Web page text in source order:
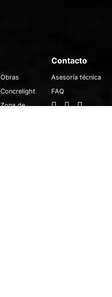
Obras
Concrelight
Zona de
Contacto
Asesoría técnica
FAQ